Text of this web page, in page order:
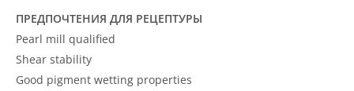
ПРЕДПОЧТЕНИЯ ДЛЯ РЕЦЕПТУРЫ
Pearl mill qualified
Shear stability
Good pigment wetting properties